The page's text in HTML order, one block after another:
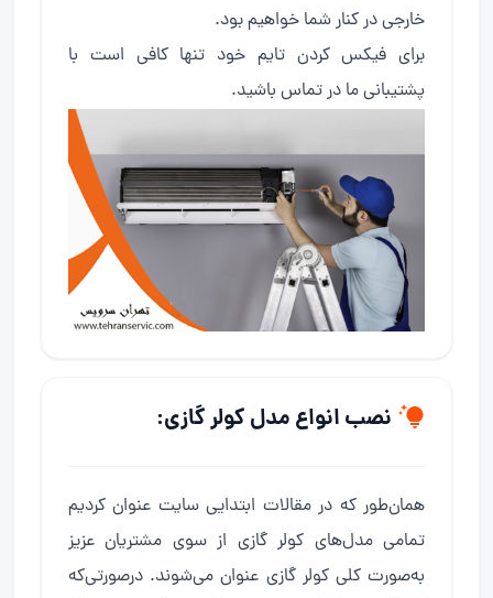
خارجی در کنار شما خواهیم بود.
برای فیکس کردن تایم خود تنها کافی است با
پشتیبانی ما در تماس باشید.
نصب انواع مدل کولر گازی:
همان‌طور که در مقالات ابتدایی سایت عنوان کردیم
تمامی مدل‌های کولر گازی از سوی مشتریان عزیز
به‌صورت کلی کولر گازی عنوان می‌شوند. درصورتی‌که